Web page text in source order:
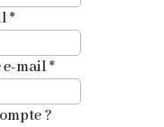
*
e-mail*
?